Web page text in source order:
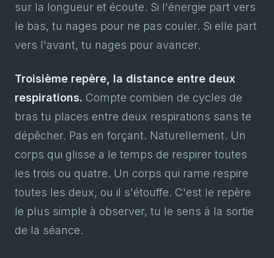
sur la longueur et écoute. Si l'énergie part vers
le bas, tu nages pour ne pas couler. Si elle part
vers l'avant, tu nages pour avancer.
Troisième repère, la distance entre deux
respirations. Compte combien de cycles de
bras tu places entre deux respirations sans te
dépêcher. Pas en forçant. Naturellement. Un
corps qui glisse a le temps de respirer toutes
les trois ou quatre. Un corps qui rame respire
toutes les deux, ou il s'étouffe. C'est le repère
le plus simple à observer, tu le sens à la sortie
de la séance.